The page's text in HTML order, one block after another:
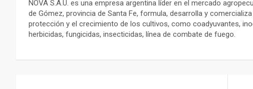
NOVA S.A.U. es una empresa argentina líder en el mercado
de Gómez, provincia de Santa Fe, formula, desarrolla y
protección y el crecimiento de los cultivos, como coadyuvantes,
herbicidas, fungicidas, insecticidas, línea de combate de fuego.